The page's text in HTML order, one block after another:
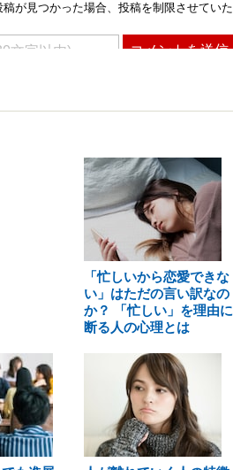
「忙しいから恋愛できな
い」はただの言い訳なの
か？ 「忙しい」を理由に
断る人の心理とは